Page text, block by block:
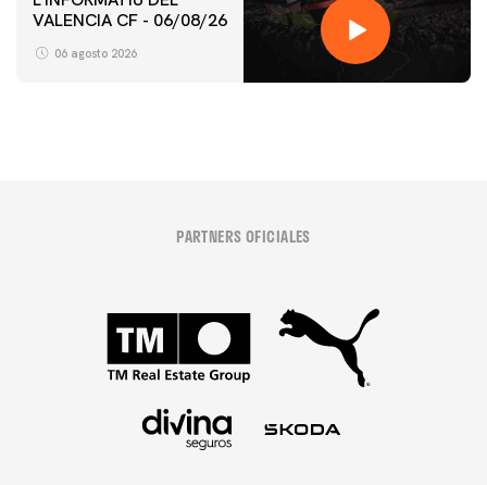
VALENCIA CF - 06/08/26
06 agosto 2026
PARTNERS OFICIALES